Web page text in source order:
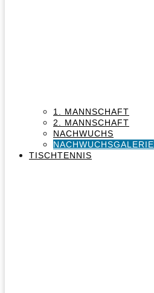
1. MANNSCHAFT
2. MANNSCHAFT
NACHWUCHS
NACHWUCHSGALERIE
TISCHTENNIS